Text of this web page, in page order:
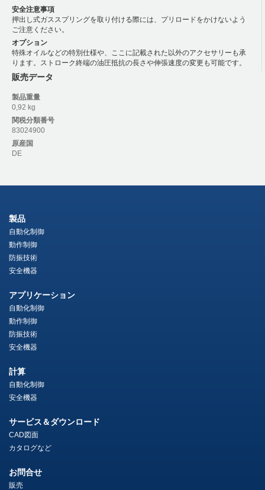
安全注意事項
押出し式ガススプリングを取り付ける際には、プリロードをかけないよう
ご注意ください。
オプション
特殊オイルなどの特別仕様や、ここに記載された以外のアクセサリーも承
ります。ストローク終端の油圧抵抗の長さや伸張速度の変更も可能です。
販売データ
製品重量
0,92 kg
関税分類番号
83024900
原産国
DE
製品
自動化制御
動作制御
防振技術
安全機器
アプリケーション
自動化制御
動作制御
防振技術
安全機器
計算
自動化制御
安全機器
サービス＆ダウンロード
CAD図面
カタログなど
お問合せ
販売